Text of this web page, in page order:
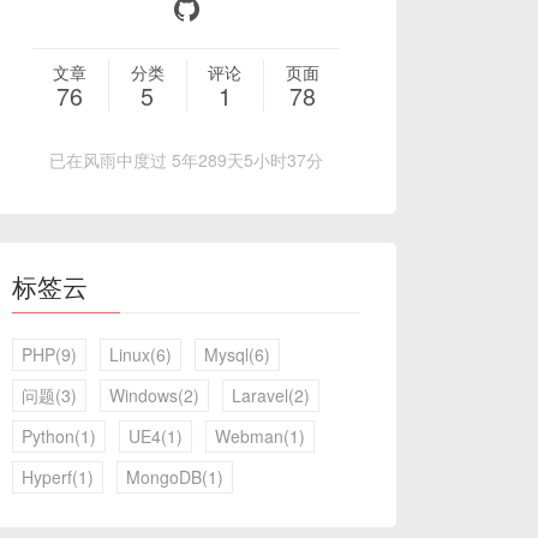
文章
76
分类
5
评论
1
页面
78
已在风雨中度过 5年289天5小时37分
标签云
PHP(9) Linux(6)
Mysql(6)
问题(3)
Windows(2)
Laravel(2)
Python(1)
UE4(1)
Webman(1)
Hyperf(1)
MongoDB(1)